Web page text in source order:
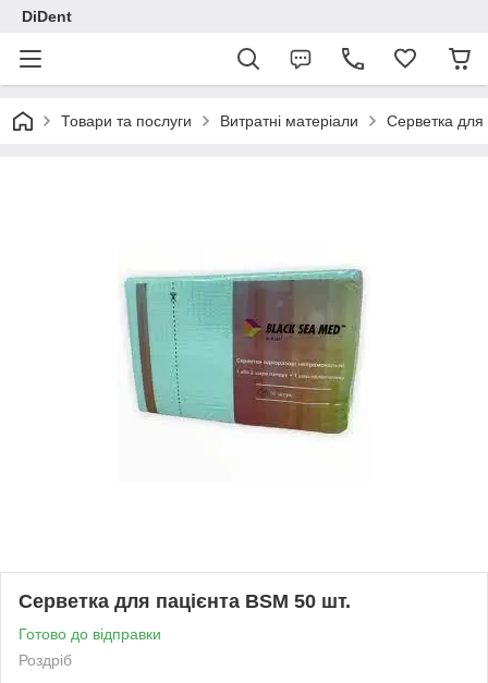
DiDent
Товари та послуги Витратні матеріали Серветка для
Серветка для пацієнта BSM 50 шт.
Готово до відправки
Роздріб